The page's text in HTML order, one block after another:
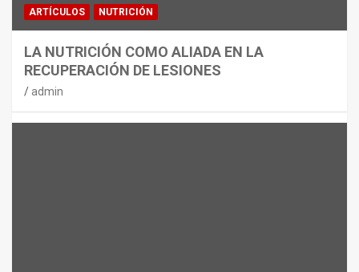
ARTÍCULOS NUTRICIÓN
LA NUTRICIÓN COMO ALIADA EN LA
RECUPERACIÓN DE LESIONES
admin